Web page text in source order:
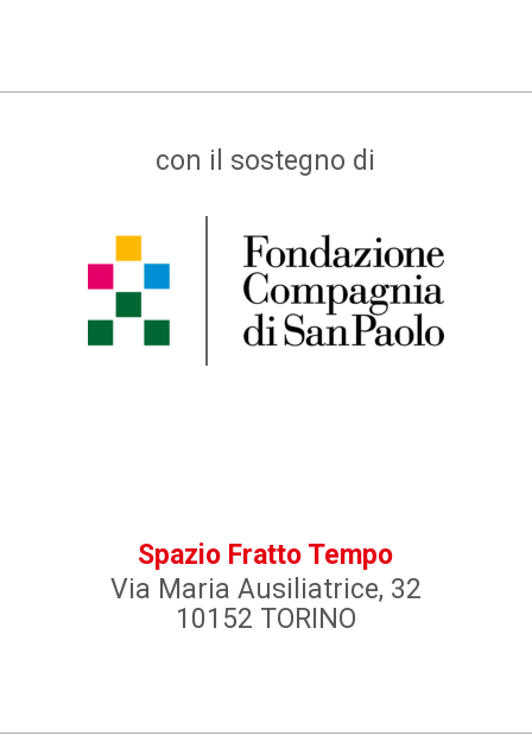
con il sostegno di
Spazio Fratto Tempo
Via Maria Ausiliatrice, 32
10152 TORINO